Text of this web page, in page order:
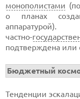
монополистами
о планах
частно-
подтверждена или
Бюджетный
Тенденции